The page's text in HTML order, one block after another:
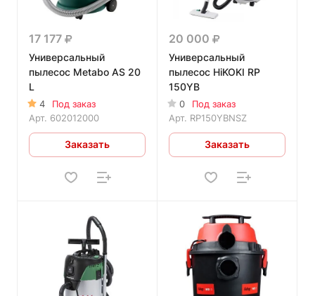
17 177
Универсальный
пылесос Metabo AS 20
L
4
Под заказ
Арт. 602012000
Заказать
20 000
Универсальный
пылесос HiKOKI RP
150YB
0
Под заказ
Арт. RP150YBNSZ
Заказать